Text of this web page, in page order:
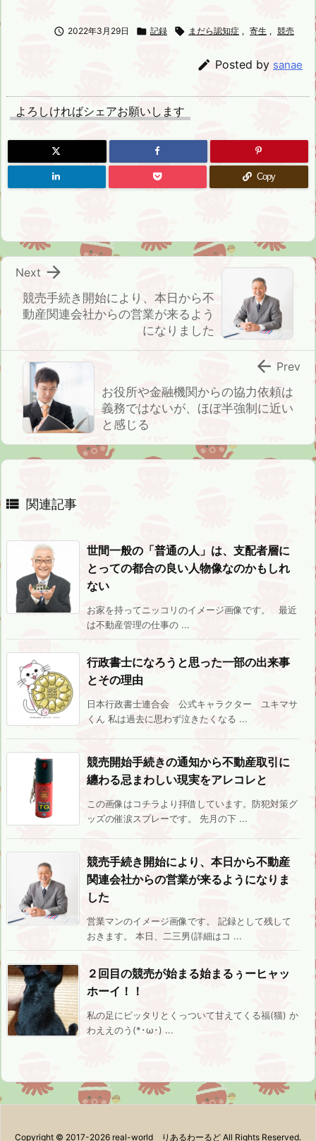
 2022年3月29日  記録  まだら認知症 , 寄生 , 競売
 Posted by sanae
よろしければシェアお願いします
Copy
競売手続き開始により、本日から不
動産関連会社からの営業が来るよう
になりました

Next
お役所や金融機関からの協力依頼は
義務ではないが、ほぼ半強制に近い
と感じる
 Prev
 関連記事
世間一般の「普通の人」は、支配者層に
とっての都合の良い人物像なのかもしれ
ない
お家を持ってニッコリのイメージ画像です。 最近
は不動産管理の仕事の ...
行政書士になろうと思った一部の出来事
とその理由
日本行政書士連合会 公式キャラクター ユキマサ
くん 私は過去に思わず泣きたくなる ...
競売開始手続きの通知から不動産取引に
纏わる忌まわしい現実をアレコレと
この画像はコチラより拝借しています。防犯対策グ
ッズの催涙スプレーです。 先月の下 ...
競売手続き開始により、本日から不動産
関連会社からの営業が来るようになりま
した
営業マンのイメージ画像です。 記録として残して
おきます。 本日、二三男(詳細はコ ...
２回目の競売が始まる始まるぅーヒャッ
ホーイ！！
私の足にピッタリとくっついて甘えてくる福(猫) か
わええのう(*･ω･) ...
Copyright © 2017-2026 real-world りあるわーるど All Rights Reserved.